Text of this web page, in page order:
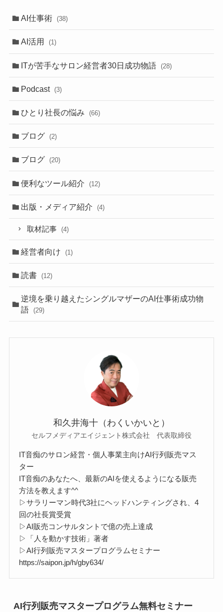
AI仕事術 (38)
AI活用 (1)
ITが苦手なサロン経営者30日成功物語 (28)
Podcast (3)
ひとり社長の悩み (66)
ブログ (2)
ブログ (20)
便利なツール紹介 (12)
出版・メディア紹介 (4)
取材記事 (4)
経営者向け (1)
読書 (12)
逆境を乗り越えたシングルマザーのAI仕事術成功物
語
(29)
和久井海十（わくいかいと）
セルフメディアエイジェント株式会社 代表取締役
IT音痴のサロン経営・個人事業主向けAI行列販売マス
ター
IT音痴のあなたへ、最新のAIを使えるようになる販売
方法を教えます^^
▷サラリーマン時代3社にヘッドハンティングされ、4
回の社長賞受賞
▷AI販売コンサルタントで億の売上達成
▷「人を動かす技術」著者
▷AI行列販売マスタープログラムセミナー
https://saipon.jp/h/gby634/
AI行列販売マスタープログラム無料セミナー